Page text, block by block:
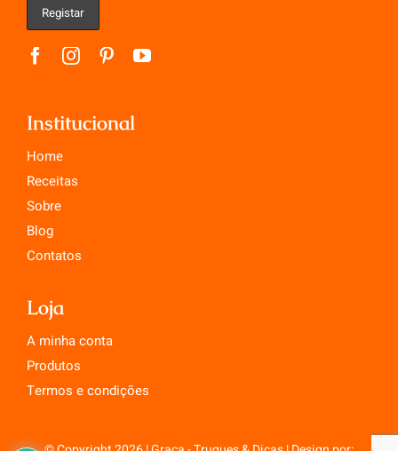
Institucional
Home
Receitas
Sobre
Blog
Contatos
Loja
A minha conta
Produtos
Termos e condições